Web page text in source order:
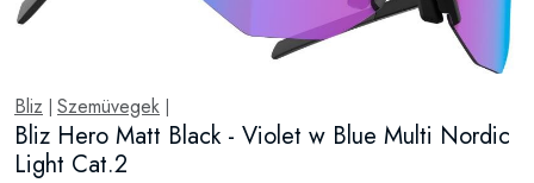
Bliz | Szemüvegek |
Bliz Hero Matt Black - Violet w Blue Multi Nordic
Light Cat.2